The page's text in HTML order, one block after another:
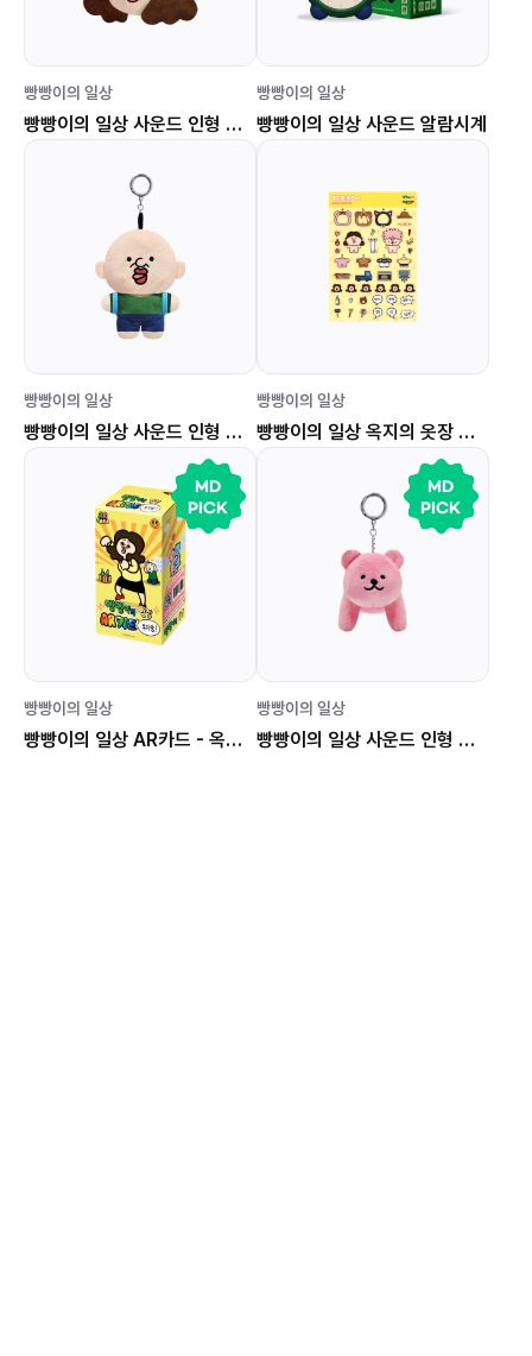
빵빵이의 일상
빵빵이의 일상 사운드 인형 키링 (옥지 얼굴)
빵빵이의 일상
빵빵이의 일상 사운드 알람시계
빵빵이의 일상
빵빵이의 일상 사운드 인형 키링 (베이비 빵빵이)
빵빵이의 일상
빵빵이의 일상 옥지의 옷장 스티커
MD
PICK
빵빵이의 일상
빵빵이의 일상 AR카드 - 옥지얌!
MD
PICK
빵빵이의 일상
빵빵이의 일상 사운드 인형 키링 (분홍 끼꼬)